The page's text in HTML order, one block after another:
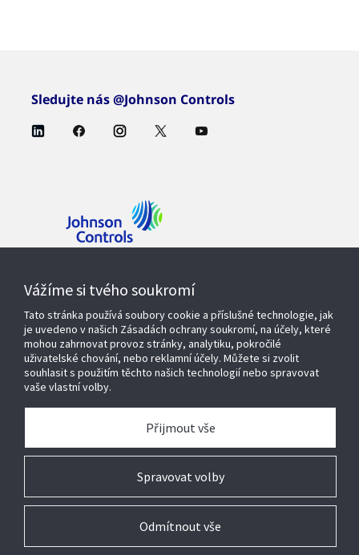
Sledujte nás @Johnson Controls
Produkty a řešení
Servisní služby
O nás
Vážíme si tvého soukromí
Tato stránka používá soubory cookie a příslušné technologie, jak
je uvedeno v našich Zásadách ochrany soukromí, na účely, které
mohou zahrnovat provoz stránky, analytiku, pokročilé
uživatelské chování, nebo reklamní účely. Můžete si zvolit
souhlasit s použitím těchto našich technologií nebo spravovat
vaše vlastní volby.
Spravovat volby
Přijmout vše
Odmítnout vše